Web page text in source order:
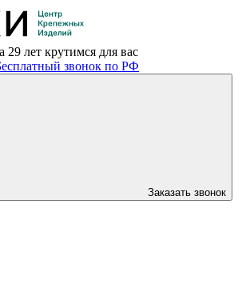
29 лет крутимся для вас
звонок по РФ
Заказать звонок